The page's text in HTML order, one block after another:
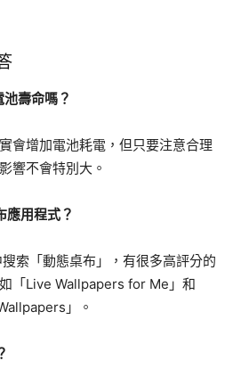
壽命嗎？
會增加電池耗電，但只要注意合理
響不會特別大。
應用程式？
索「動態桌布」，有很多高評分的
「Live Wallpapers for Me」和
」。